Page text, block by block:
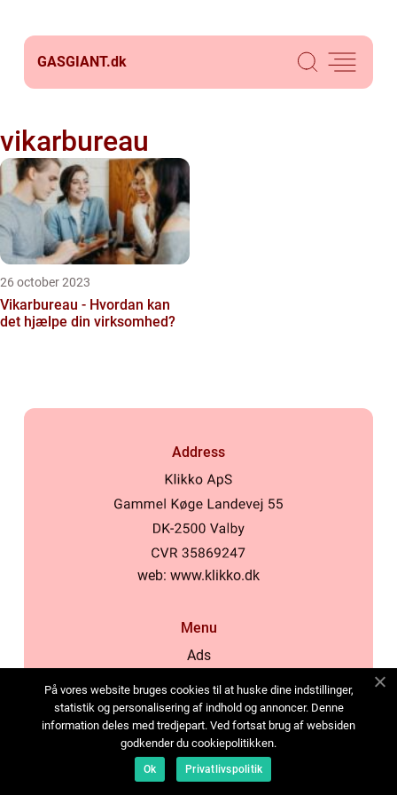
GASGIANT.dk
vikarbureau
26 october 2023
Vikarbureau - Hvordan kan
det hjælpe din virksomhed?
Address
web: www.klikko.dk
Menu
Ads
Cookies
Contact
Sitemap
På vores website bruges cookies til at huske dine indstillinger,
statistik og personalisering af indhold og annoncer. Denne
information deles med tredjepart. Ved fortsat brug af websiden
godkender du cookiepolitikken.
Ok Privatlivspolitik